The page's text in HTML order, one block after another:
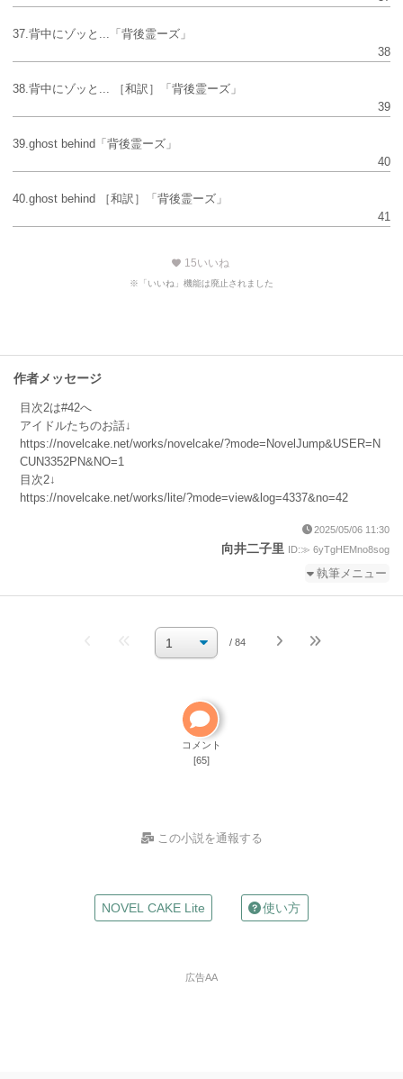
37.背中にゾッと...「背後霊ーズ」
38
38.背中にゾッと... ［和訳］「背後霊ーズ」
39
39.ghost behind「背後霊ーズ」
40
40.ghost behind ［和訳］「背後霊ーズ」
41
favorite 15いいね
※「いいね」機能は廃止されました
作者メッセージ
目次2は#42へ
アイドルたちのお話↓
https://novelcake.net/works/novelcake/?mode=NovelJump&USER=N
CUN3352PN&NO=1
目次2↓
https://novelcake.net/works/lite/?mode=view&log=4337&no=42
2025/05/06 11:30
向井二子里 ID:≫ 6yTgHEMno8sog
執筆メニュー
続きを執筆
/ 84
コメント
[65]
この小説を通報する
※入力した場合は確認メールが自動返信されます
NOVEL CAKE Lite 使い方
広告AA